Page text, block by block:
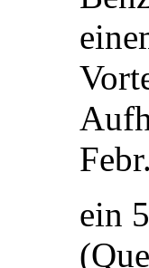
ein